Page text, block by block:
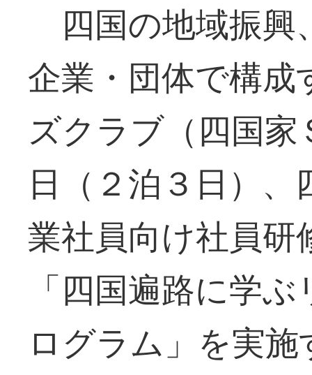
四国の地域振興
企業・団体で構
ズクラブ（四国
日（２泊３日）
業社員向け社員
「四国遍路に学
ログラム」を実施